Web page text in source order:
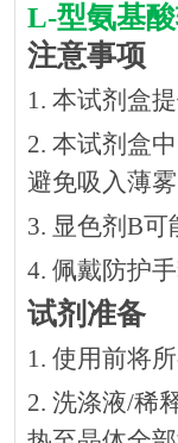
L-型氨基
注意事项
1. 本试剂盒
2. 本试剂盒
避免吸入薄
3. 显色剂B
4. 佩戴防护
试剂准备
1. 使用前将
2. 洗涤液/稀